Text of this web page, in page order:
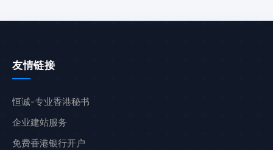
友情链接
恒诚-专业香港秘书
企业建站服务
免费香港银行开户